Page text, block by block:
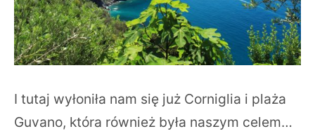
I tutaj wyłoniła nam się już Corniglia i plaża
Guvano, która również była naszym celem…